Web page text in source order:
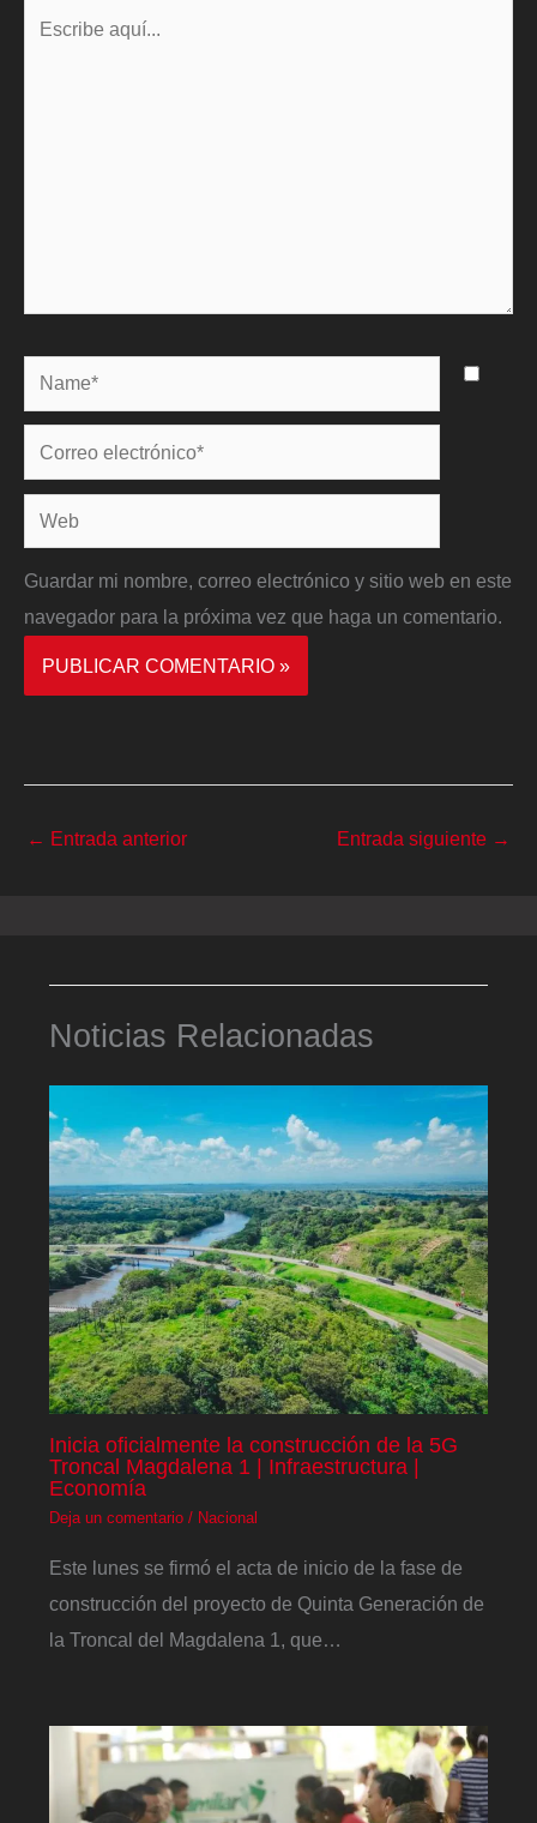
Name*
Correo
electrónico*
Web
Guardar mi nombre, correo electrónico y sitio web en este
navegador para la próxima vez que haga un comentario.
← Entrada anterior Entrada siguiente →
Noticias Relacionadas
Inicia oficialmente la construcción de la 5G
Troncal Magdalena 1 | Infraestructura |
Economía
Deja un comentario / Nacional
Este lunes se firmó el acta de inicio de la fase de
construcción del proyecto de Quinta Generación de
la Troncal del Magdalena 1, que…